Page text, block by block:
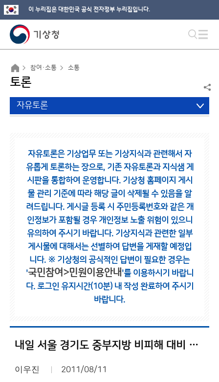
이 누리집은 대한민국 공식 전자정부 누리집입니다.
참여·소통 소통
토론
자유토론
자유토론은 기상업무 또는 기상지식과 관련해서 자
유롭게 토론하는 장으로, 기존 자유토론과 지식샘 게
시판을 통합하여 운영합니다. 기상청 홈페이지 게시
물 관리 기준에 따라 해당 글이 삭제될 수 있음을 알
려드립니다. 게시글 등록 시 주민등록번호와 같은 개
인정보가 포함될 경우 개인정보 노출 위험이 있으니
유의하여 주시기 바랍니다. 기상지식과 관련한 일부
게시물에 대해서는 선별하여 답변을 게재할 예정입
니다. ※ 기상청의 공식적인 답변이 필요한 경우는
'국민참여>민원이용안내 '를 이용하시기 바랍니
다. 로그인 유지시간(10분) 내 작성 완료하여 주시기
바랍니다.
내일 서울 경기도 중부지방 비피해 대비 하십시오?
이우진 2011/08/11